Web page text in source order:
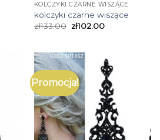
KOLCZYKI CZARNE WISZĄCE
kolczyki czarne wiszące
zł133.00 zł102.00
Promocja!